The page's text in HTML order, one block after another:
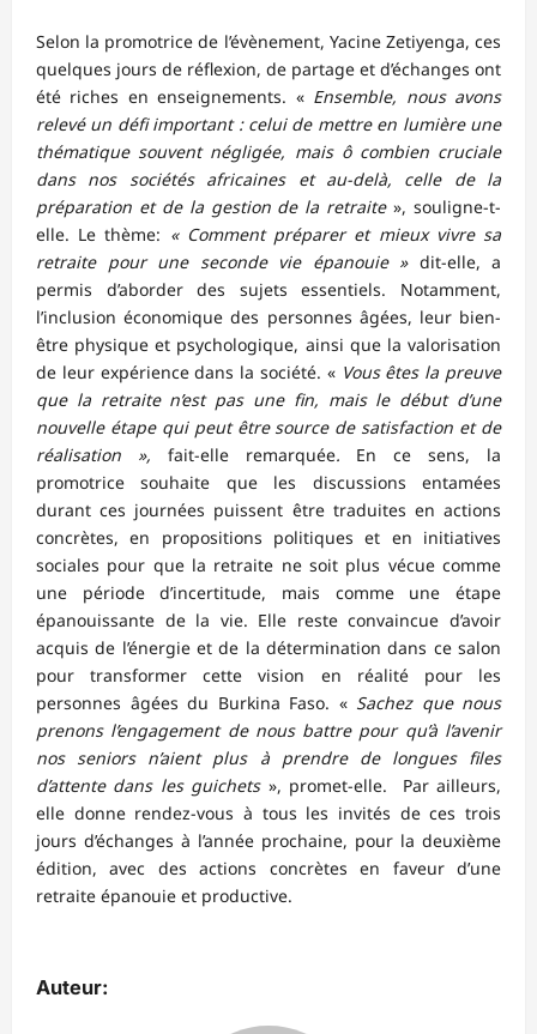
Selon la promotrice de l’évènement, Yacine Zetiyenga, ces
quelques jours de réflexion, de partage et d’échanges ont
été riches en enseignements. « Ensemble, nous avons
relevé un défi important : celui de mettre en lumière une
thématique souvent négligée, mais ô combien cruciale
dans nos sociétés africaines et au-delà, celle de la
préparation et de la gestion de la retraite», souligne-t-
elle. Le thème: « Comment préparer et mieux vivre sa
retraite pour une seconde vie épanouie »dit-elle, a
permis d’aborder des sujets essentiels. Notamment,
l’inclusion économique des personnes âgées, leur bien-
être physique et psychologique, ainsi que la valorisation
de leur expérience dans la société. « Vous êtes la preuve
que la retraite n’est pas une fin, mais le début d’une
nouvelle étape qui peut être source de satisfaction et de
réalisation », fait-elle remarquée. En ce sens, la
promotrice souhaite que les discussions entamées
durant ces journées puissent être traduites en actions
concrètes, en propositions politiques et en initiatives
sociales pour que la retraite ne soit plus vécue comme
une période d’incertitude, mais comme une étape
épanouissante de la vie. Elle reste convaincue d’avoir
acquis de l’énergie et de la détermination dans ce salon
pour transformer cette vision en réalité pour les
personnes âgées du Burkina Faso. « Sachez que nous
prenons l’engagement de nous battre pour qu’à l’avenir
nos seniors n’aient plus à prendre de longues files
d’attente dans les guichets », promet-elle. Par ailleurs,
elle donne rendez-vous à tous les invités de ces trois
jours d’échanges à l’année prochaine, pour la deuxième
édition, avec des actions concrètes en faveur d’une
retraite épanouie et productive.
Auteur: